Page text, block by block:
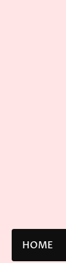
HOME